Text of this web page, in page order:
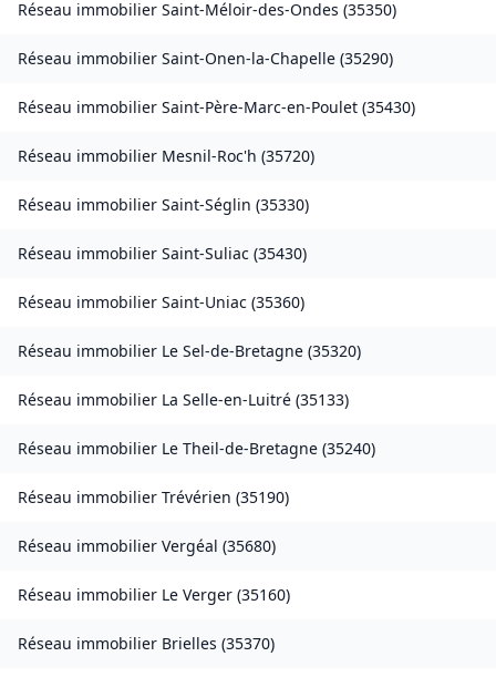
Réseau immobilier Saint-Méloir-des-Ondes (35350)
Réseau immobilier Saint-Onen-la-Chapelle (35290)
Réseau immobilier Saint-Père-Marc-en-Poulet (35430)
Réseau immobilier Mesnil-Roc'h (35720)
Réseau immobilier Saint-Séglin (35330)
Réseau immobilier Saint-Suliac (35430)
Réseau immobilier Saint-Uniac (35360)
Réseau immobilier Le Sel-de-Bretagne (35320)
Réseau immobilier La Selle-en-Luitré (35133)
Réseau immobilier Le Theil-de-Bretagne (35240)
Réseau immobilier Trévérien (35190)
Réseau immobilier Vergéal (35680)
Réseau immobilier Le Verger (35160)
Réseau immobilier Brielles (35370)